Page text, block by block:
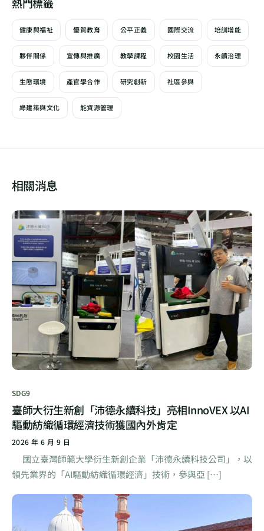
健康與福祉 優質教育 公平正義 國際交流 培訓增能
夥伴關係 宣傳與推廣 教學課程 校園生活 永續治理
生態環境 產官學合作 研究創新 社區參與
綠建築與文化 能資源管理
相關消息
SDG9
臺師大衍生新創「沛德永續科技」亮相InnoVEX 以AI
驅動紡織循環經濟技術獲國內外肯定
2026 年 6 月 9 日
國立臺灣師範大學衍生新創企業「沛德永續科技公司」，以
領先業界的「AI驅動紡織循環經濟」技術，參與亞 […]